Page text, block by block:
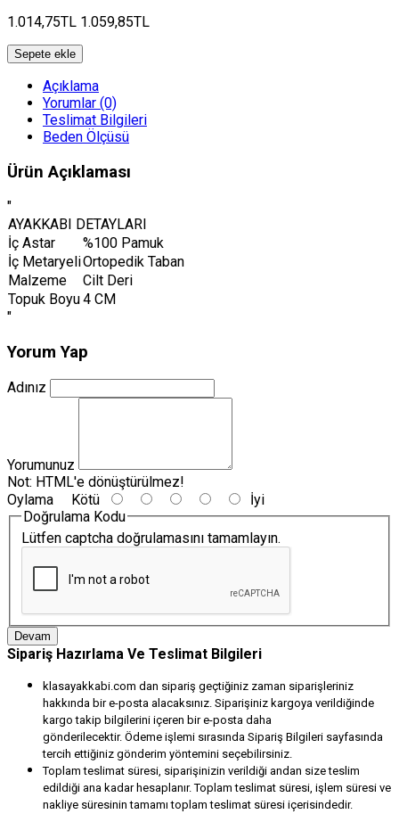
1.014,75TL 1.059,85TL
Sepete ekle
Açıklama
Yorumlar (0)
Teslimat Bilgileri
Beden Ölçüsü
Ürün Açıklaması
"
AYAKKABI DETAYLARI
İç Astar
%100 Pamuk
İç MetaryeliOrtopedik Taban
Malzeme
Cilt Deri
Topuk Boyu4 CM
"
Yorum Yap
Adınız
Yorumunuz
Not: HTML'e dönüştürülmez!
Oylama Kötü
İyi
Doğrulama Kodu
Lütfen captcha doğrulamasını tamamlayın.
Devam
Sipariş Hazırlama Ve Teslimat Bilgileri
klasayakkabi.com dan sipariş geçtiğiniz zaman siparişleriniz
hakkında bir e-posta alacaksınız. Siparişiniz kargoya verildiğinde
kargo takip bilgilerini içeren bir e-posta daha
gönderilecektir. Ödeme işlemi sırasında Sipariş Bilgileri sayfasında
tercih ettiğiniz gönderim yöntemini seçebilirsiniz.
Toplam teslimat süresi, siparişinizin verildiği andan size teslim
edildiği ana kadar hesaplanır. Toplam teslimat süresi, işlem süresi ve
nakliye süresinin tamamı toplam teslimat süresi içerisindedir.